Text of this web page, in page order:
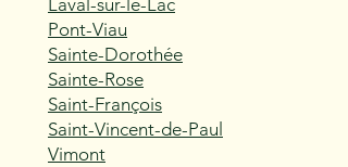
Laval-sur-le-Lac
Pont-Viau
Sainte-Dorothée
Sainte-Rose
Saint-François
Saint-Vincent-de-Paul
Vimont